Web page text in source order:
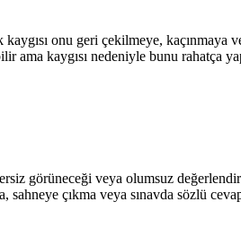
onu geri çekilmeye,
ama kaygısı nedeniyle bunu rahatça
görüneceği veya olumsuz
çıkma veya sınavda sözlü